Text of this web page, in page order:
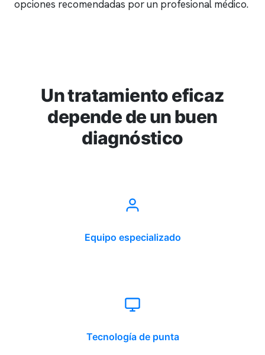
opciones recomendadas por un profesional médico.
Un tratamiento eficaz
depende de un buen
diagnóstico
Equipo especializado
Tecnología de punta